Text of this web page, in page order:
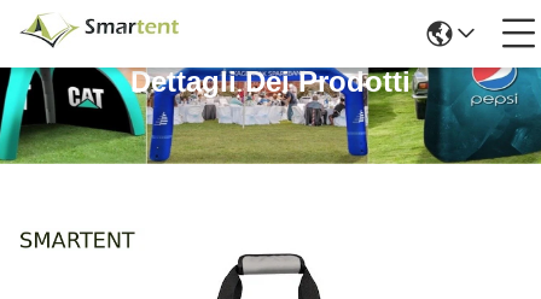
Dettagli Dei Prodotti